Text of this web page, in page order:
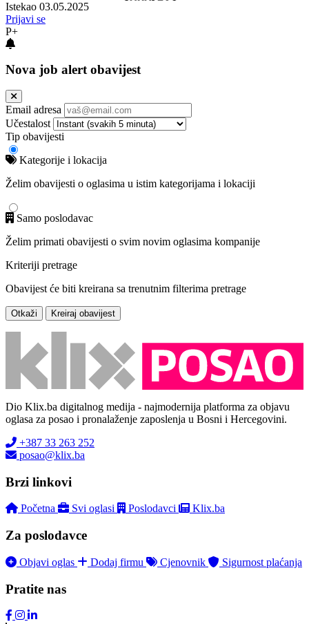
Istekao 03.05.2025
Prijavi se
P+
Nova job alert obavijest
Email adresa
Učestalost
Tip obavijesti
Kategorije i lokacija
Želim obavijesti o oglasima u istim kategorijama i lokaciji
Samo poslodavac
Želim primati obavijesti o svim novim oglasima kompanije
Kriteriji pretrage
Obavijest će biti kreirana sa trenutnim filterima pretrage
Otkaži Kreiraj obavijest
Dio Klix.ba digitalnog medija - najmodernija platforma za objavu
oglasa za posao i pronalaženje zaposlenja u Bosni i Hercegovini.
+387 33 263 252
posao@klix.ba
Brzi linkovi
Početna Svi oglasi Poslodavci Klix.ba
Za poslodavce
Objavi oglas Dodaj firmu Cjenovnik Sigurnost plaćanja
Pratite nas